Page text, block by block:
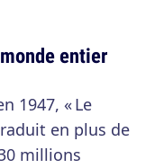
entier
1947, « Le
en plus de
millions